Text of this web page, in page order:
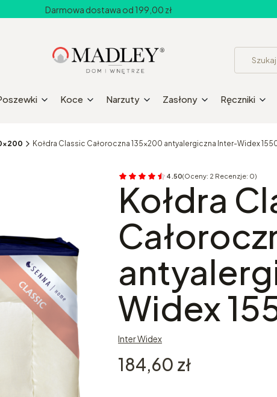
Darmowa dostawa od 199,00 zł
Koce Narzuty Zasłony Ręczniki
Kołdra Classic Całoroczna 135x200 antyalergiczna Inter-Widex
4.50(Oceny: 2 Recenzje: 0)
Przejdź do sekcji Opinie
Kołdra
Widex
Inter Widex
Cena
184,60 zł